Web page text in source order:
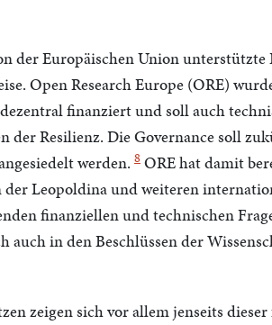
der Europäischen Union
Open Research Europe (ORE)
finanziert und soll auch
der Resilienz. Die Governance soll
werden. 8 ORE hat damit
der Leopoldina und weiteren
finanziellen und technischen
auch in den Beschlüssen der
zeigen sich vor allem jenseits